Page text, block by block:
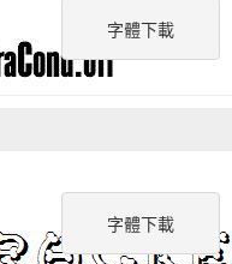
字體下載
字體下載